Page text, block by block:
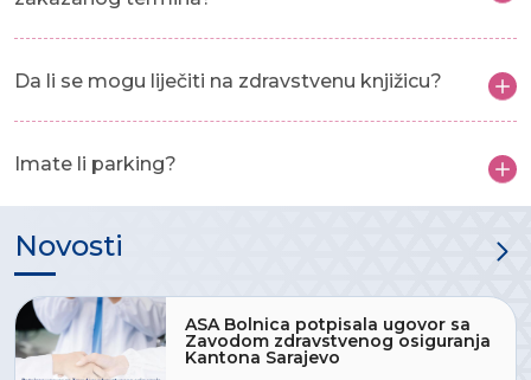
Da li se mogu liječiti na zdravstvenu knjižicu?
Imate li parking?
Novosti
ASA Bolnica potpisala ugovor sa
Zavodom zdravstvenog osiguranja
Kantona Sarajevo